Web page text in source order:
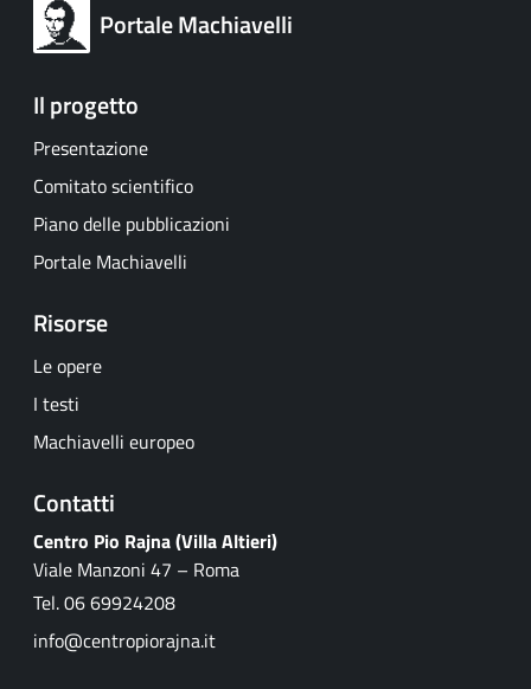
Portale Machiavelli
Il progetto
Presentazione
Comitato scientifico
Piano delle pubblicazioni
Portale Machiavelli
Risorse
Le opere
I testi
Machiavelli europeo
Contatti
Centro Pio Rajna (Villa Altieri)
Viale Manzoni 47 – Roma
Tel. 06 69924208
info@centropiorajna.it